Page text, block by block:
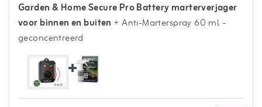
Garden & Home Secure Pro Battery marterverjager
voor binnen en buiten + Anti-Marterspray 60 ml -
geconcentreerd